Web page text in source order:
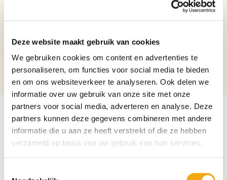
Deze website maakt gebruik van cookies
We gebruiken cookies om content en advertenties te
personaliseren, om functies voor social media te bieden
en om ons websiteverkeer te analyseren. Ook delen we
informatie over uw gebruik van onze site met onze
partners voor social media, adverteren en analyse. Deze
partners kunnen deze gegevens combineren met andere
informatie die u aan ze heeft verstrekt of die ze hebben
verzameld op basis van uw gebruik van hun services.
Details over het product
Handgeschilderde Porseleinen Vaas - 32,6 cm hoog
Netto gewicht: 1.98 kg
Hoogte: 32,6 cm
Diameter: 17 cm